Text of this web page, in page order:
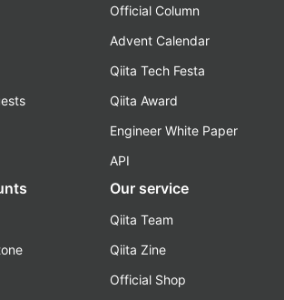
Official Column
Advent Calendar
Qiita Tech Festa
Qiita Award
Engineer White Paper
API
Our service
Qiita Team
Qiita Zine
Official Shop